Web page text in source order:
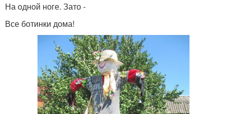
На одной ноге. Зато -
Все ботинки дома!